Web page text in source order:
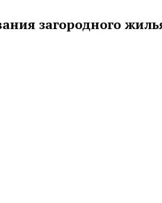
загородного